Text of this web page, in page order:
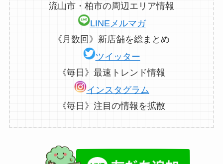
流山市・柏市の周辺エリア情報
LINEメルマガ
《月数回》新店舗を総まとめ
ツイッター
《毎日》最速トレンド情報
インスタグラム
《毎日》注目の情報を拡散